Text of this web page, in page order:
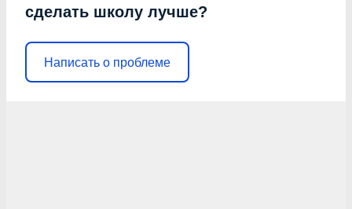
сделать школу лучше?
Написать о проблеме